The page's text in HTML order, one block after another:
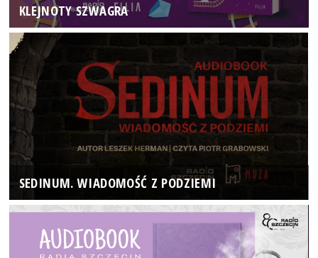
KLEJNOTY SZWAGRA
SEDINUM. WIADOMOŚĆ Z PODZIEMI